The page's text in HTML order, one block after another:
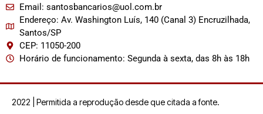
Email: santosbancarios@uol.com.br
Endereço: Av. Washington Luís, 140 (Canal 3) Encruzilhada,
Santos/SP
CEP: 11050-200
Horário de funcionamento: Segunda à sexta, das 8h às 18h
2022 | Permitida a reprodução desde que citada a fonte.